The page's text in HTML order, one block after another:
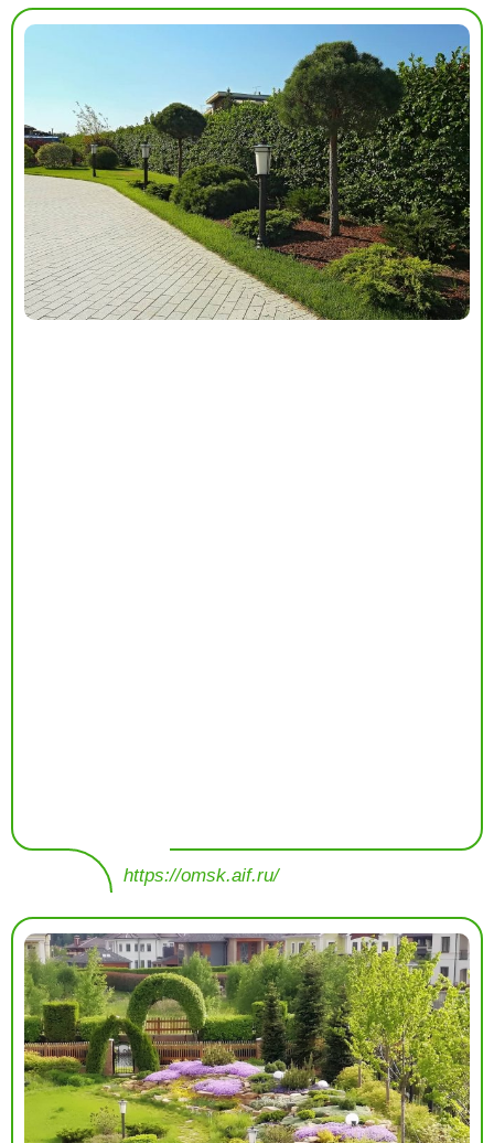
https://omsk.aif.ru/